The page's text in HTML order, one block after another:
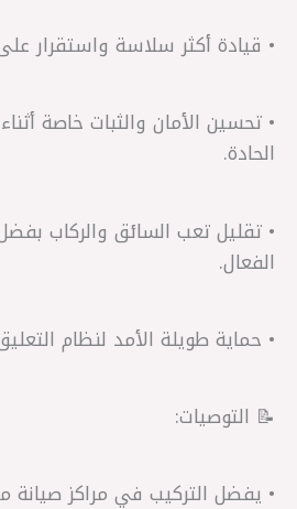
• قيادة أكثر سلاسة واستقرار
• تحسين الأمان والثبات خاصة
الحادة.
• تقليل تعب السائق والركاب
الفعال.
• حماية طويلة الأمد لنظام
📝 التوصيات:
• يفضل التركيب في مراكز صيانة